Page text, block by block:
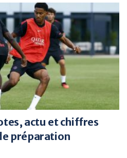
actu et chiffres
préparation